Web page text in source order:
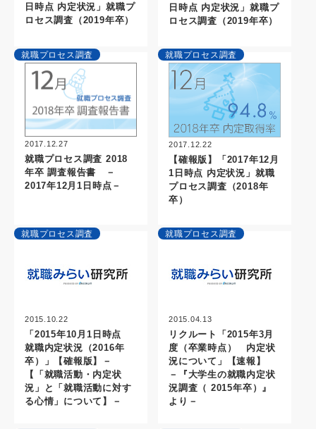
日時点 内定状況」就職プ
ロセス調査（2019年卒）
日時点 内定状況」就職プ
ロセス調査（2019年卒）
就職プロセス調査
2017.12.27
就職プロセス調査 2018
年卒 調査報告書 －
2017年12月1日時点－
就職プロセス調査
2017.12.22
【確報版】「2017年12月
1日時点 内定状況」就職
プロセス調査（2018年
卒）
就職プロセス調査
2015.10.22
「2015年10月1日時点
就職内定状況（2016年
卒）」【確報版】－
【「就職活動・内定状
況」と「就職活動に対す
る心情」について】－
就職プロセス調査
2015.04.13
リクルート「2015年3月
度（卒業時点） 内定状
況について」【速報】
－『大学生の就職内定状
況調査（ 2015年卒）』
より－